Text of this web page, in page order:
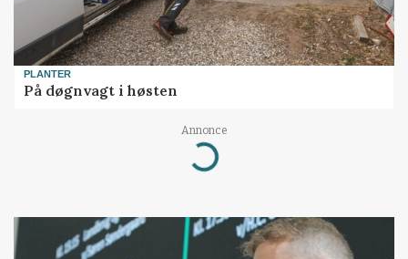
PLANTER
På døgnvagt i høsten
Annonce
Loading...